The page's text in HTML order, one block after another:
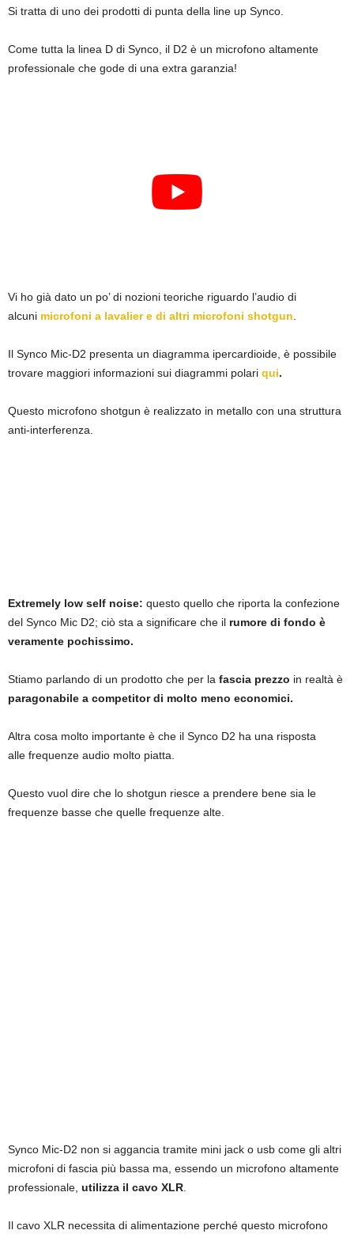
Si tratta di uno dei prodotti di punta della line up Synco.
Come tutta la linea D di Synco, il D2 è un microfono altamente
professionale che gode di una extra garanzia!
Vi ho già dato un po’ di nozioni teoriche riguardo l’audio di
alcuni microfoni a lavalier e di altri microfoni shotgun
Il Synco Mic-D2 presenta un diagramma ipercardioide, è possibile
trovare maggiori informazioni sui diagrammi polari qui.
Questo microfono shotgun è realizzato in metallo con una struttura
anti-interferenza.
Extremely low self noise: questo quello che riporta la confezione
del Synco Mic D2; ciò sta a significare che il rumore di fondo è
veramente pochissimo.
Stiamo parlando di un prodotto che per la fascia prezzo in realtà è
paragonabile a competitor di molto meno economici.
Altra cosa molto importante è che il Synco D2 ha una risposta
alle frequenze audio molto piatta.
Questo vuol dire che lo shotgun riesce a prendere bene sia le
frequenze basse che quelle frequenze alte.
Synco Mic-D2 non si aggancia tramite mini jack o usb come gli altri
microfoni di fascia più bassa ma, essendo un microfono altamente
professionale, utilizza il cavo XLR
Il cavo XLR necessita di alimentazione perché questo microfono